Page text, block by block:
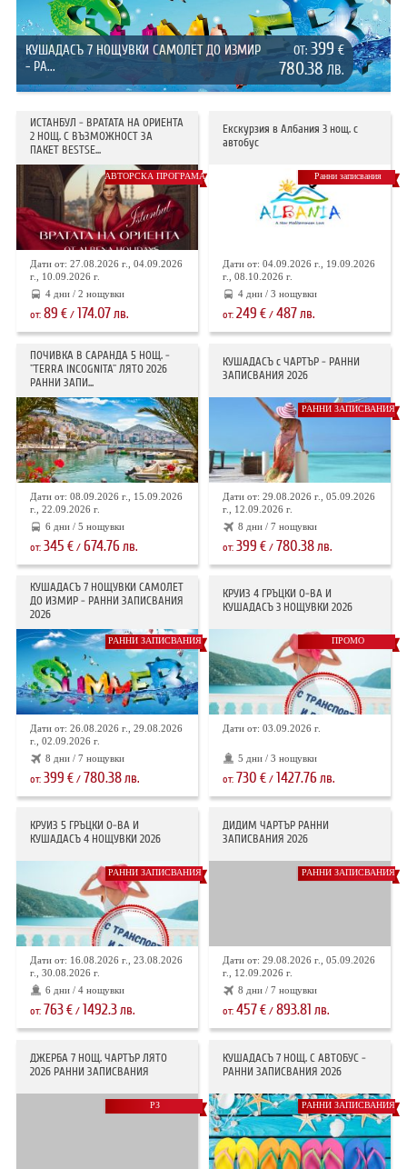
КУШАДАСЪ 7 НОЩУВКИ САМОЛЕТ ДО ИЗМИР
- РА...
ОТ: 399 €
780.38 ЛВ.
ИСТАНБУЛ - ВРАТАТА НА ОРИЕНТА
2 НОЩ. С ВЪЗМОЖНОСТ ЗА
ПАКЕТ BESTSE...
АВТОРСКА ПРОГРАМА
Дати от: 27.08.2026 г., 04.09.2026
г., 10.09.2026 г.
4 дни / 2 нощувки
от: 89 €/ 174.07лв.
Екскурзия в Албания 3 нощ. с
автобус
Ранни записвания
Дати от: 04.09.2026 г., 19.09.2026
г., 08.10.2026 г.
4 дни / 3 нощувки
от:249 € /487лв.
ПОЧИВКА В САРАНДА 5 НОЩ. -
"TERRA INCOGNITA" ЛЯТО 2026
РАННИ ЗАПИ...
Дати от: 08.09.2026 г., 15.09.2026
г., 22.09.2026 г.
6 дни / 5 нощувки
от: 345 €/ 674.76 лв.
КУШАДАСЪ с ЧАРТЪР - РАННИ
ЗАПИСВАНИЯ 2026
РАННИ ЗАПИСВАНИЯ
Дати от: 29.08.2026 г., 05.09.2026
г., 12.09.2026 г.
8 дни / 7 нощувки
от:399 € / 780.38 лв.
КУШАДАСЪ 7 НОЩУВКИ САМОЛЕТ
ДО ИЗМИР - РАННИ ЗАПИСВАНИЯ
2026
РАННИ ЗАПИСВАНИЯ
Дати от: 26.08.2026 г., 29.08.2026
г., 02.09.2026 г.
8 дни / 7 нощувки
от: 399 €/ 780.38лв.
КРУИЗ 4 ГРЪЦКИ О-ВА И
КУШАДАСЪ 3 НОЩУВКИ 2026
ПРОМО
Дати от: 03.09.2026 г.
5 дни / 3 нощувки
от: 730 € / 1427.76лв.
КРУИЗ 5 ГРЪЦКИ О-ВА И
КУШАДАСЪ 4 НОЩУВКИ 2026
РАННИ ЗАПИСВАНИЯ
Дати от: 16.08.2026 г., 23.08.2026
г., 30.08.2026 г.
6 дни / 4 нощувки
от: 763€/ 1492.3лв.
ДИДИМ ЧАРТЪР РАННИ
ЗАПИСВАНИЯ 2026
РАННИ ЗАПИСВАНИЯ
Дати от: 29.08.2026 г., 05.09.2026
г., 12.09.2026 г.
8 дни / 7 нощувки
от:457€ /893.81 лв.
ДЖЕРБА 7 НОЩ. ЧАРТЪР ЛЯТО
2026 РАННИ ЗАПИСВАНИЯ
РЗ
КУШАДАСЪ 7 НОЩ. С АВТОБУС -
РАННИ ЗАПИСВАНИЯ 2026
РАННИ ЗАПИСВАНИЯ